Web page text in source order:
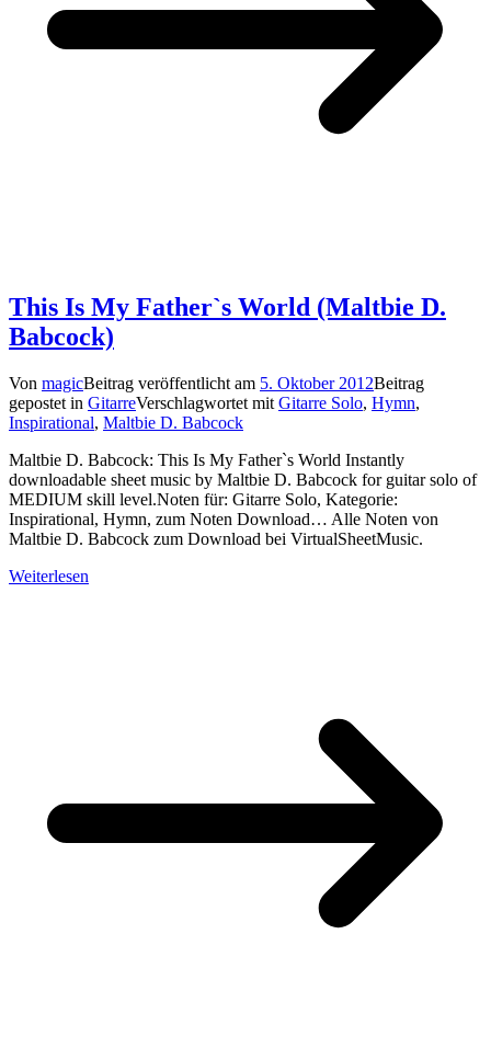
This Is My Father`s World (Maltbie D.
Babcock)
Von magicBeitrag veröffentlicht am 5. Oktober 2012Beitrag
gepostet in GitarreVerschlagwortet mit Gitarre Solo, Hymn,
Inspirational, Maltbie D. Babcock
Maltbie D. Babcock: This Is My Father`s World Instantly
downloadable sheet music by Maltbie D. Babcock for guitar solo of
MEDIUM skill level.Noten für: Gitarre Solo, Kategorie:
Inspirational, Hymn, zum Noten Download… Alle Noten von
Maltbie D. Babcock zum Download bei VirtualSheetMusic.
Weiterlesen